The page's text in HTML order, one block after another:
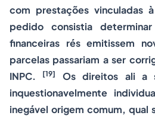
com prestações vinculadas
pedido consistia
financeiras rés emitissem
parcelas passariam a ser
INPC.
[19]
Os direitos ali a
inquestionavelmente
inegável origem comum, qual